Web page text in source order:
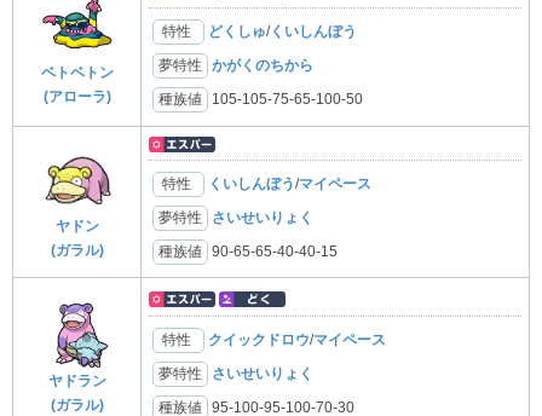
ベトベトン
(アローラ)
特性 どくしゅ/くいしんぼう
夢特性 かがくのちから
種族値 105-105-75-65-100-50
ヤドン
(ガラル)
特性 くいしんぼう/マイペース
夢特性 さいせいりょく
種族値 90-65-65-40-40-15
ヤドラン
(ガラル)
特性 クイックドロウ/マイペース
夢特性 さいせいりょく
種族値 95-100-95-100-70-30